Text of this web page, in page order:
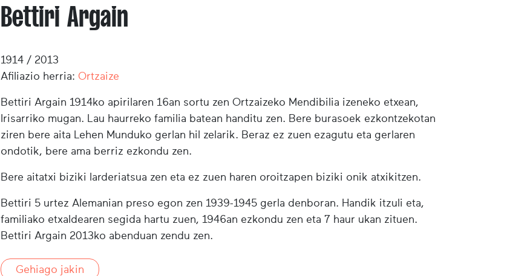
Bettiri Argain
1914 / 2013
Afiliazio herria:Ortzaize
Bettiri Argain 1914ko apirilaren 16an sortu zen Ortzaizeko Mendibilia izeneko etxean,
Irisarriko mugan. Lau haurreko familia batean handitu zen. Bere burasoek ezkontzekotan
ziren bere aita Lehen Munduko gerlan hil zelarik. Beraz ez zuen ezagutu eta gerlaren
ondotik, bere ama berriz ezkondu zen.
Bere aitatxi biziki larderiatsua zen eta ez zuen haren oroitzapen biziki onik atxikitzen.
Bettiri 5 urtez Alemanian preso egon zen 1939-1945 gerla denboran. Handik itzuli eta,
familiako etxaldearen segida hartu zuen, 1946an ezkondu zen eta 7 haur ukan zituen.
Bettiri Argain 2013ko abenduan zendu zen.
Gehiago jakin